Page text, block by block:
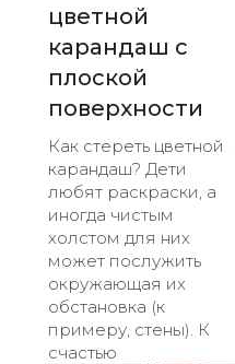
цветной
карандаш с
плоской
поверхности
Как стереть цветной
карандаш? Дети
любят раскраски, а
иногда чистым
холстом для них
может послужить
окружающая их
обстановка (к
примеру, стены). К
счастью